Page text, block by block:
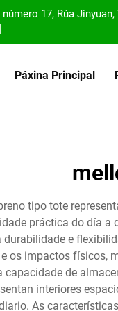
17, Rúa
Páxina Principal
tipo tote
práctica do día a
durabilidade e
os impactos físicos,
capacidade de
interiores
As